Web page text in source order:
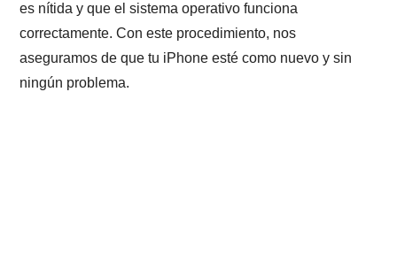
es nítida y que el sistema operativo funciona
correctamente. Con este procedimiento, nos
aseguramos de que tu iPhone esté como nuevo y sin
ningún problema.